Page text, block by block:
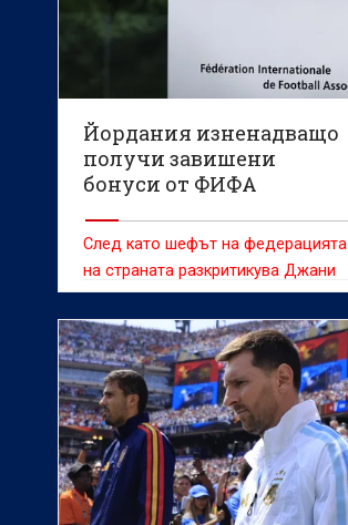
Йордания изненадващо
получи завишени
бонуси от ФИФА
След като шефът на федерацията
на страната разкритикува Джани
Инфантино